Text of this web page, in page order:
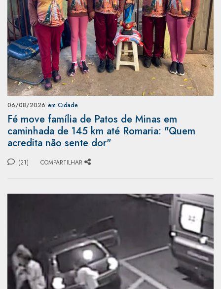
06/08/2026 em Cidade
Fé move família de Patos de Minas em
caminhada de 145 km até Romaria: "Quem
acredita não sente dor"
(21) COMPARTILHAR